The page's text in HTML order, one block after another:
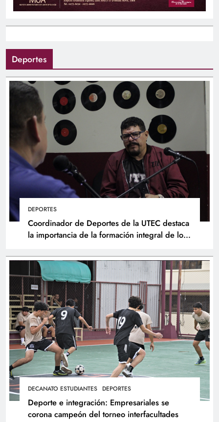
Deportes
DEPORTES
Coordinador de Deportes de la UTEC destaca
la importancia de la formación integral de los
DECANATO ESTUDIANTES DEPORTES
Deporte e integración: Empresariales se
corona campeón del torneo interfacultades